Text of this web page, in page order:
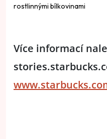
Více informací